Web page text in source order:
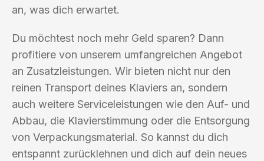
an, was dich erwartet.
Du möchtest noch mehr Geld sparen? Dann
profitiere von unserem umfangreichen Angebot
an Zusatzleistungen. Wir bieten nicht nur den
reinen Transport deines Klaviers an, sondern
auch weitere Serviceleistungen wie den Auf- und
Abbau, die Klavierstimmung oder die Entsorgung
von Verpackungsmaterial. So kannst du dich
entspannt zurücklehnen und dich auf dein neues